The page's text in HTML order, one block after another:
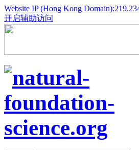
Website IP (Hong Kong
开启辅助访问